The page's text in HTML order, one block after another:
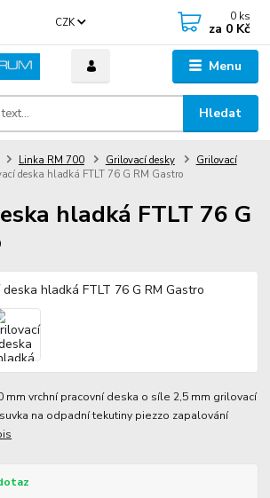
Menu
CZK
Hledat
0 ks
za 0 Kč
Linka RM 700 Grilovací desky
Grilovací
deska hladká FTLT 76 G RM Gastro
hladká FTLT 76 G
mm vrchní pracovní deska o síle 2,5 mm grilovací
na odpadní tekutiny piezzo zapalování